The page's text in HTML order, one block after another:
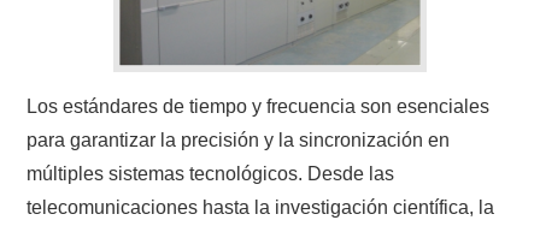
MODOS DIGITALES
MORSE CW APRENDE Y MAS
Los estándares de tiempo y frecuencia son esenciales
para garantizar la precisión y la sincronización en
múltiples sistemas tecnológicos. Desde las
telecomunicaciones hasta la investigación científica, la